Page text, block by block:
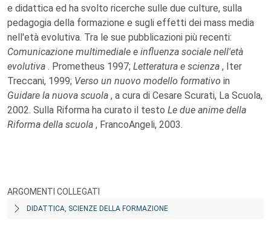
e didattica ed ha svolto ricerche sulle due culture, sulla
pedagogia della formazione e sugli effetti dei mass media
nell'età evolutiva. Tra le sue pubblicazioni più recenti:
Comunicazione multimediale e influenza sociale nell'età
evolutiva . Prometheus 1997; Letteratura e scienza , Iter
Treccani, 1999; Verso un nuovo modello formativo in
Guidare la nuova scuola , a cura di Cesare Scurati, La Scuola,
2002. Sulla Riforma ha curato il testo Le due anime della
Riforma della scuola , FrancoAngeli, 2003.
ARGOMENTI COLLEGATI
DIDATTICA, SCIENZE DELLA FORMAZIONE